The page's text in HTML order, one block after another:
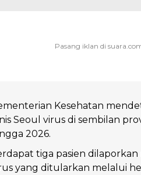
Kesehatan
Seoul virus di sembilan
2026.
tiga pasien
yang ditularkan melalui